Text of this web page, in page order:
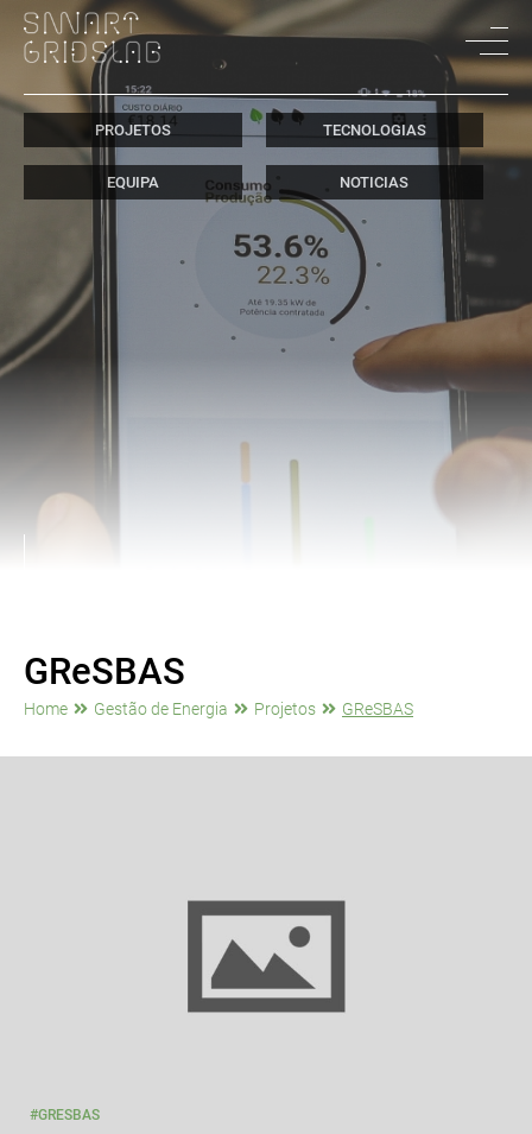
PROJETOS TECNOLOGIAS
EQUIPA NOTICIAS
GReSBAS
Home Gestão de Energia Projetos GReSBAS
#GRESBAS